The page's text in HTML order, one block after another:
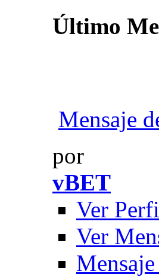
Último
Mensaje
por
vBET
Ver
Ver